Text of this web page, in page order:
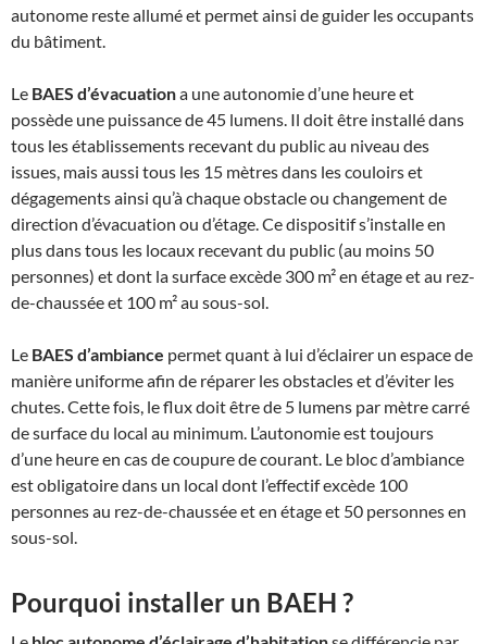
autonome reste allumé et permet ainsi de guider les occupants
du bâtiment.
Le BAES d’évacuationa une autonomie d’une heure et
possède une puissance de 45 lumens. Il doit être installé dans
tous les établissements recevant du public au niveau des
issues, mais aussi tous les 15 mètres dans les couloirs et
dégagements ainsi qu’à chaque obstacle ou changement de
direction d’évacuation ou d’étage. Ce dispositif s’installe en
plus dans tous les locaux recevant du public (au moins 50
personnes) et dont la surface excède 300 m² en étage et au rez-
de-chaussée et 100 m² au sous-sol.
Le BAES d’ambiance permet quant à lui d’éclairer un espace de
manière uniforme afin de réparer les obstacles et d’éviter les
chutes. Cette fois, le flux doit être de 5 lumens par mètre carré
de surface du local au minimum. L’autonomie est toujours
d’une heure en cas de coupure de courant. Le bloc d’ambiance
est obligatoire dans un local dont l’effectif excède 100
personnes au rez-de-chaussée et en étage et 50 personnes en
sous-sol.
Pourquoi installer un BAEH ?